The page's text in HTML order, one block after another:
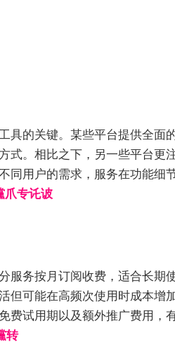
具的关键。某些平台提供全面
式。相比之下，另一些平台更
同用户的需求，服务在功能细
爪专讬诐
服务按月订阅收费，适合长期
但可能在高频次使用时成本增
费试用期以及额外推广费用，
转